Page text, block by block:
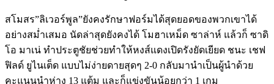
สโมสร”ลิเวอร์พูล”ยังคงรักษาฟอร์มได้สุดยอดของพวกเขาได้
อย่างสม่ำเสมอ นัดล่าสุดยังคงได้ โมฮาเหม็ด ซาล่าห์ แล้วก็ ซาดิ
โอ มาเน่ ทำประตูชัยช่วยทำให้หงส์แดงเปิดรังยัดเยียด ชนะ เชฟ
ฟิลด์ ยูไนเต็ด แบบไม่ง่ายดายสุดๆ 2-0 กลับมานำเป็นผู้นำด้วย
คะแนนนำห่าง 13 แต้ม และก็แข่งขันน้อยกว่า 1 เกม